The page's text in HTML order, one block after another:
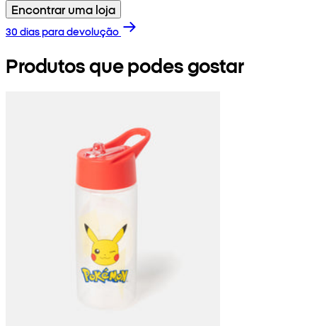
Encontrar uma loja
30 dias para devolução
Produtos que podes gostar